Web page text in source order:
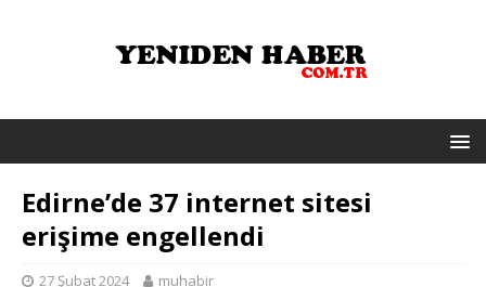
Edirne’de 37 internet sitesi
erişime engellendi
27 Şubat 2024 muhabir